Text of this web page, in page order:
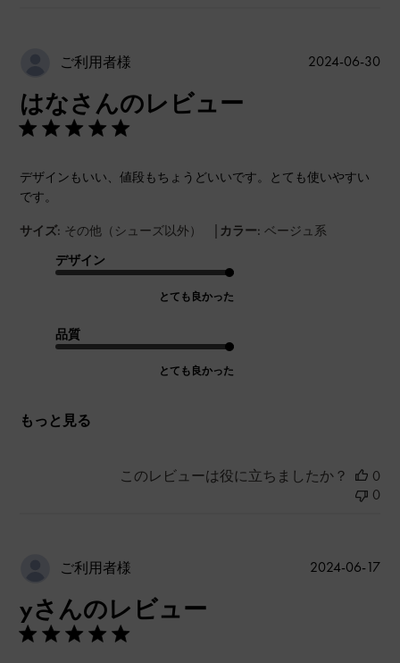
ご利用者様
はなさんのレビュー
デザインもいい、値段もちょうどいいです。とても使いやすい
です。
サイズ: その他（シューズ以外） | カラー: ベージュ系
デザイン
とても良かった
品質
とても良かった
もっと見る
公
2024-06-30
このレビューは役に立ちましたか？
0
0
ご利用者様
yさんのレビュー
公
2024-06-17